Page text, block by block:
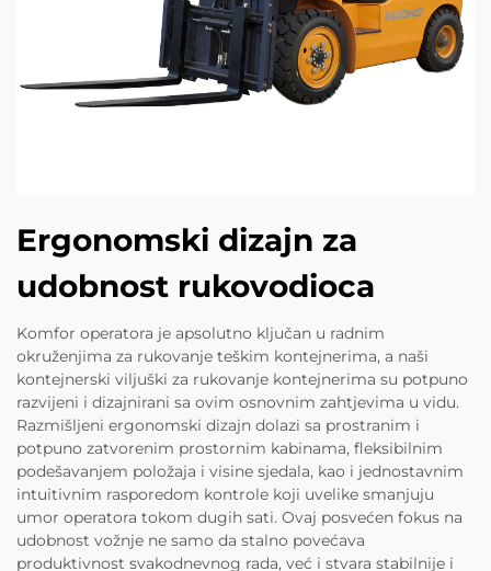
Ergonomski dizajn za
udobnost rukovodioca
Komfor operatora je apsolutno ključan u radnim
okruženjima za rukovanje teškim kontejnerima, a naši
kontejnerski viljuški za rukovanje kontejnerima su potpuno
razvijeni i dizajnirani sa ovim osnovnim zahtjevima u vidu.
Razmišljeni ergonomski dizajn dolazi sa prostranim i
potpuno zatvorenim prostornim kabinama, fleksibilnim
podešavanjem položaja i visine sjedala, kao i jednostavnim
intuitivnim rasporedom kontrole koji uvelike smanjuju
umor operatora tokom dugih sati. Ovaj posvećen fokus na
udobnost vožnje ne samo da stalno povećava
produktivnost svakodnevnog rada, već i stvara stabilnije i